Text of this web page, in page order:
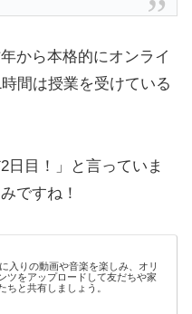
から本格的にオンライ
間は授業を受けている
日目！」と言っていま
ですね！
入りの動画や音楽を楽しみ、オリ
ツをアップロードして友だちや家
ちと共有しましょう。